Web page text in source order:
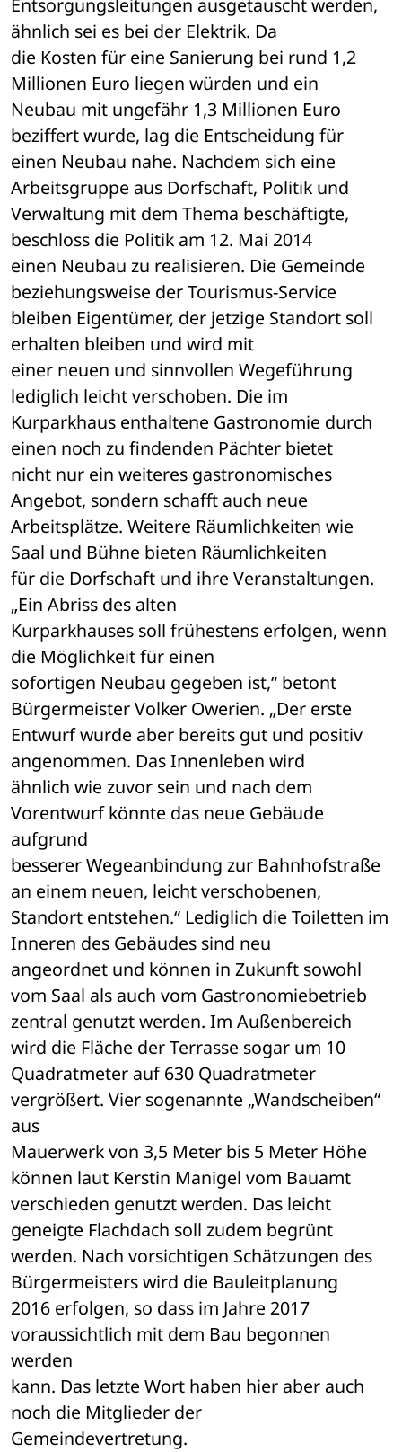
Entsorgungsleitungen ausgetauscht werden,
ähnlich sei es bei der Elektrik. Da
die Kosten für eine Sanierung bei rund 1,2
Millionen Euro liegen würden und ein
Neubau mit ungefähr 1,3 Millionen Euro
beziffert wurde, lag die Entscheidung für
einen Neubau nahe. Nachdem sich eine
Arbeitsgruppe aus Dorfschaft, Politik und
Verwaltung mit dem Thema beschäftigte,
beschloss die Politik am 12. Mai 2014
einen Neubau zu realisieren. Die Gemeinde
beziehungsweise der Tourismus-Service
bleiben Eigentümer, der jetzige Standort soll
erhalten bleiben und wird mit
einer neuen und sinnvollen Wegeführung
lediglich leicht verschoben. Die im
Kurparkhaus enthaltene Gastronomie durch
einen noch zu findenden Pächter bietet
nicht nur ein weiteres gastronomisches
Angebot, sondern schafft auch neue
Arbeitsplätze. Weitere Räumlichkeiten wie
Saal und Bühne bieten Räumlichkeiten
für die Dorfschaft und ihre Veranstaltungen.
„Ein Abriss des alten
Kurparkhauses soll frühestens erfolgen, wenn
die Möglichkeit für einen
sofortigen Neubau gegeben ist,“ betont
Bürgermeister Volker Owerien. „Der erste
Entwurf wurde aber bereits gut und positiv
angenommen. Das Innenleben wird
ähnlich wie zuvor sein und nach dem
Vorentwurf könnte das neue Gebäude
aufgrund
besserer Wegeanbindung zur Bahnhofstraße
an einem neuen, leicht verschobenen,
Standort entstehen.“ Lediglich die Toiletten im
Inneren des Gebäudes sind neu
angeordnet und können in Zukunft sowohl
vom Saal als auch vom Gastronomiebetrieb
zentral genutzt werden. Im Außenbereich
wird die Fläche der Terrasse sogar um 10
Quadratmeter auf 630 Quadratmeter
vergrößert. Vier sogenannte „Wandscheiben“
aus
Mauerwerk von 3,5 Meter bis 5 Meter Höhe
können laut Kerstin Manigel vom Bauamt
verschieden genutzt werden. Das leicht
geneigte Flachdach soll zudem begrünt
werden. Nach vorsichtigen Schätzungen des
Bürgermeisters wird die Bauleitplanung
2016 erfolgen, so dass im Jahre 2017
voraussichtlich mit dem Bau begonnen
werden
kann. Das letzte Wort haben hier aber auch
noch die Mitglieder der
Gemeindevertretung.